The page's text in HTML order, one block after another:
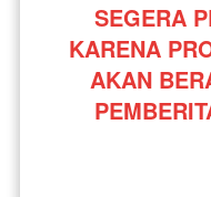
SEGERA
KARENA
AKAN